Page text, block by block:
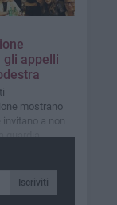
gli appelli
mostrano
a non
guardia
Iscriviti